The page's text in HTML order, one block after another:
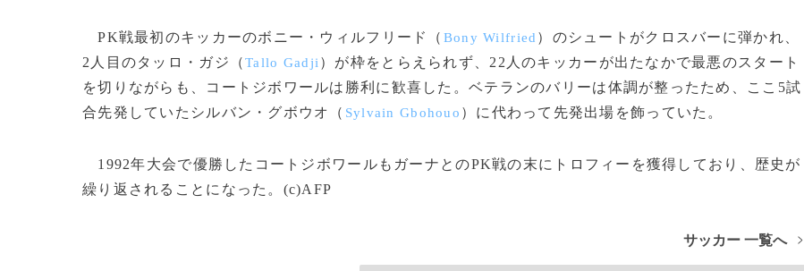
PK戦最初のキッカーのボニー・ウィルフリード（ Bony Wilfried ）のシュートがクロスバーに弾かれ、
2人目のタッロ・ガジ（Tallo Gadji ）が枠をとらえられず、22人のキッカーが出たなかで最悪のスタート
を切りながらも、コートジボワールは勝利に歓喜した。ベテランのバリーは体調が整ったため、ここ5試
合先発していたシルバン・グボウオ（ Sylvain Gbohouo ）に代わって先発出場を飾っていた。
1992年大会で優勝したコートジボワールもガーナとのPK戦の末にトロフィーを獲得しており、歴史が
繰り返されることになった。(c)AFP
サッカー 一覧へ >